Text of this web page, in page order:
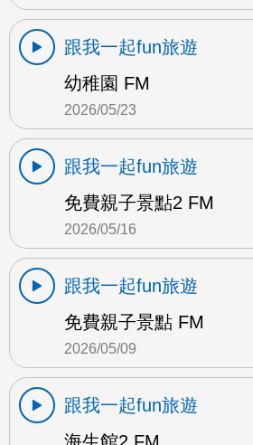
跟我一起fun旅遊
幼稚園 FM
2026/05/23
跟我一起fun旅遊
免費親子景點2 FM
2026/05/16
跟我一起fun旅遊
免費親子景點 FM
2026/05/09
跟我一起fun旅遊